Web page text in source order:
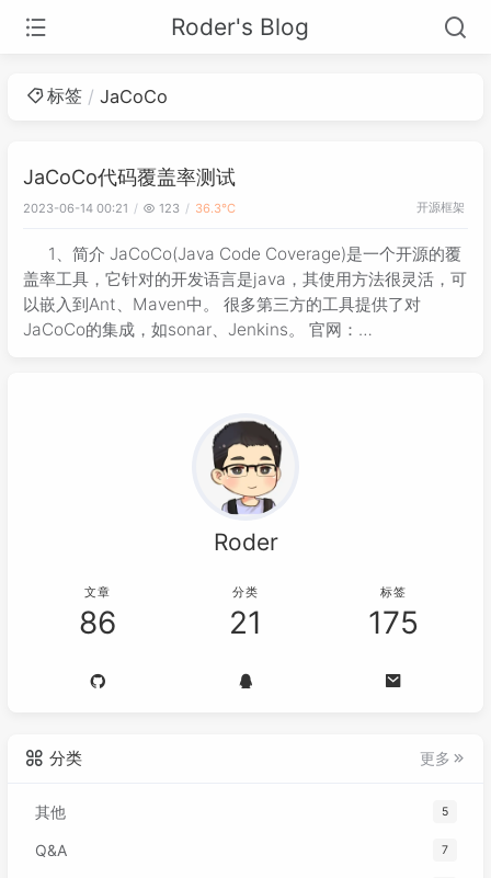
Roder's Blog
标签 JaCoCo
JaCoCo代码覆盖率测试
2023-06-14 00:21 123 36.3℃ 开源框架
1、简介 JaCoCo(Java Code Coverage)是一个开源的覆
盖率工具，它针对的开发语言是java，其使用方法很灵活，可
以嵌入到Ant、Maven中。 很多第三方的工具提供了对
JaCoCo的集成，如sonar、Jenkins。 官网：
Roder
文章
86
分类
21
标签
175
分类 更多
其他 5
Q&A 7